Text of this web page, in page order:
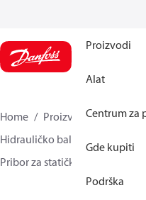
Proizvodi
Alat
Centrum za
Gde kupiti
Podrška
Home Proizvodi
Climate
Hidrauličko balansiranje i
Pribor za statičko balansiranje